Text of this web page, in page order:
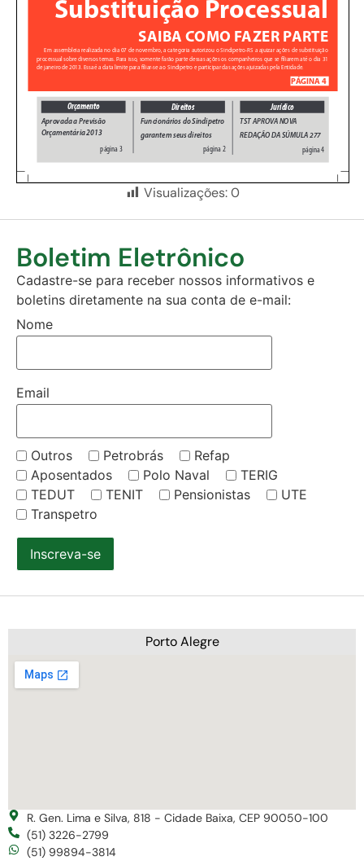
Visualizações:0
Boletim Eletrônico
Cadastre-se para receber nossos informativos e
boletins diretamente na sua conta de e-mail:
Nome
Email
Outros Petrobrás
Refap
Aposentados
Polo Naval
TERIG
TEDUT
TENIT Pensionistas
UTE
Transpetro
Inscreva-se
Porto Alegre
R. Gen. Lima e Silva, 818 - Cidade Baixa, CEP 90050-100
(51) 3226-2799
(51) 99894-3814